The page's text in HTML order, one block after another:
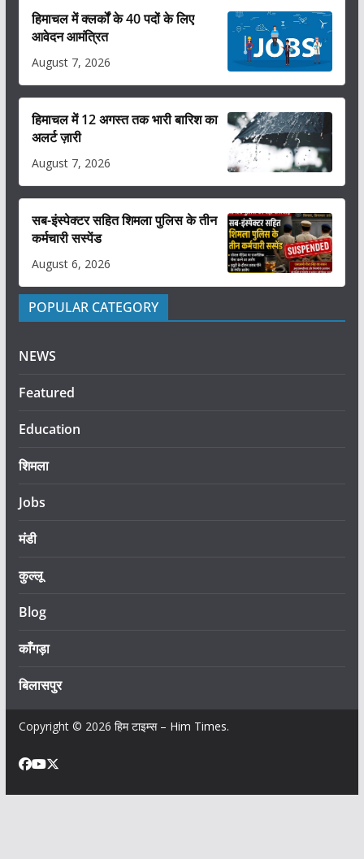
हिमाचल में क्लर्कों के 40 पदों के लिए
आवेदन आमंत्रित
August 7, 2026
हिमाचल में 12 अगस्त तक भारी बारिश का
अलर्ट ज़ारी
August 7, 2026
सब-इंस्पेक्टर सहित शिमला पुलिस के तीन
कर्मचारी सस्पेंड
August 6, 2026
POPULAR CATEGORY
NEWS
Featured
Education
शिमला
Jobs
मंडी
कुल्लू
Blog
काँगड़ा
बिलासपुर
Copyright © 2026 हिम टाइम्स – Him Times.